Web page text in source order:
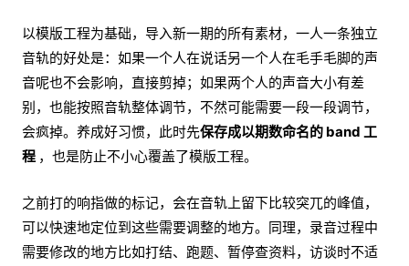
以模版工程为基础，导入新一期的所有素材，一人一条独立
音轨的好处是：如果一个人在说话另一个人在毛手毛脚的声
音呢也不会影响，直接剪掉；如果两个人的声音大小有差
别，也能按照音轨整体调节，不然可能需要一段一段调节，
会疯掉。养成好习惯，此时先保存成以期数命名的 band 工
程 ，也是防止不小心覆盖了模版工程。
之前打的响指做的标记，会在音轨上留下比较突兀的峰值，
可以快速地定位到这些需要调整的地方。同理，录音过程中
需要修改的地方比如打结、跑题、暂停查资料，访谈时不适